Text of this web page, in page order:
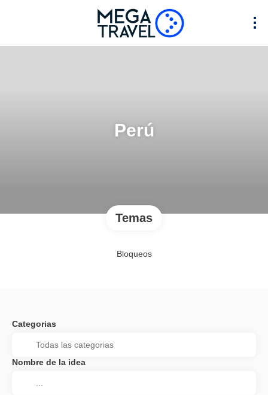
Perú
Temas
Bloqueos
Categorias
Nombre de la idea